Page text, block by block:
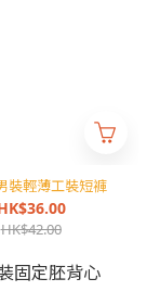
裝輕薄工裝短褲
HK$42.00